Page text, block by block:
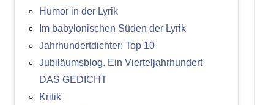
Humor in der Lyrik
Im babylonischen Süden der Lyrik
Jahrhundertdichter: Top 10
Jubiläumsblog. Ein Vierteljahrhundert
DAS GEDICHT
Kritik